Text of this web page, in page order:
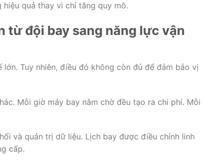
quả thay vì chỉ tăng quy mô.
từ đội bay sang năng lực vận
Tuy nhiên, điều đó không còn đủ để đảm bảo vị
Mỗi giờ máy bay nằm chờ đều tạo ra chi phí. Mỗi
và quản trị dữ liệu. Lịch bay được điều chỉnh linh
cấp.